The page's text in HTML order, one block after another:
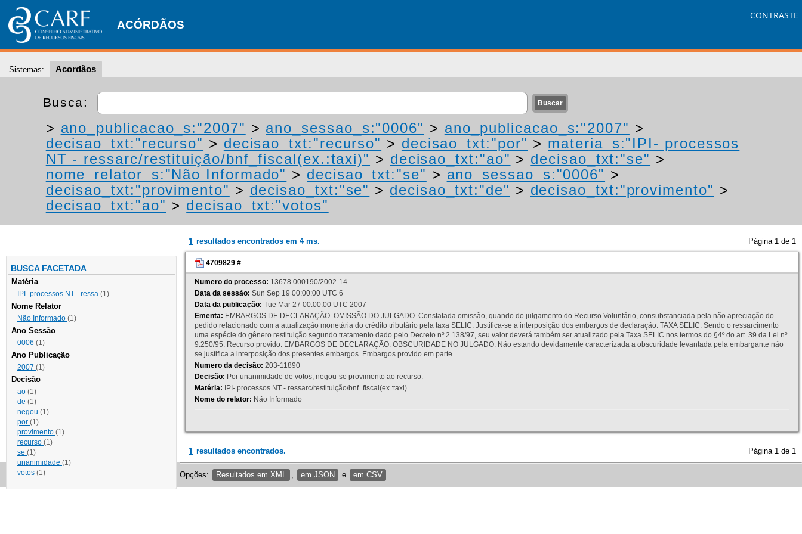
ACÓRDÃOS
CONTRASTE
Sistemas: Acordãos
Busca:
> ano_publicacao_s:"2007" > ano_sessao_s:"0006" > ano_publicacao_s:"2007" >
decisao_txt:"recurso" > decisao_txt:"recurso" > decisao_txt:"por" > materia_s:"IPI- processos
NT - ressarc/restituição/bnf_fiscal(ex.:taxi)" > decisao_txt:"ao" > decisao_txt:"se" >
nome_relator_s:"Não Informado" > decisao_txt:"se" > ano_sessao_s:"0006" >
decisao_txt:"provimento" > decisao_txt:"se" > decisao_txt:"de" > decisao_txt:"provimento" >
decisao_txt:"ao" > decisao_txt:"votos"
BUSCA FACETADA
Matéria
IPI- processos NT - ressa (1)
Nome Relator
Não Informado (1)
Ano Sessão
0006 (1)
Ano Publicação
2007 (1)
Decisão
ao (1)
de (1)
negou (1)
por (1)
provimento (1)
recurso (1)
se (1)
unanimidade (1)
votos (1)
1 resultados encontrados em 4 ms. Página 1 de 1
4709829 #
Numero do processo: 13678.000190/2002-14
Data da sessão: Sun Sep 19 00:00:00 UTC 6
Data da publicação: Tue Mar 27 00:00:00 UTC 2007
Ementa: EMBARGOS DE DECLARAÇÃO. OMISSÃO DO JULGADO. Constatada omissão, quando do julgamento do Recurso Voluntário, consubstanciada pela não apreciação do
pedido relacionado com a atualização monetária do crédito tributário pela taxa SELIC. Justifica-se a interposição dos embargos de declaração. TAXA SELIC. Sendo o ressarcimento
uma espécie do gênero restituição segundo tratamento dado pelo Decreto nº 2.138/97, seu valor deverá também ser atualizado pela Taxa SELIC nos termos do §4º do art. 39 da Lei nº
9.250/95. Recurso provido. EMBARGOS DE DECLARAÇÃO. OBSCURIDADE NO JULGADO. Não estando devidamente caracterizada a obscuridade levantada pela embargante não
se justifica a interposição dos presentes embargos. Embargos provido em parte.
Numero da decisão: 203-11890
Decisão: Por unanimidade de votos, negou-se provimento ao recurso.
Matéria: IPI- processos NT - ressarc/restituição/bnf_fiscal(ex.:taxi)
Nome do relator: Não Informado
1 resultados encontrados. Página 1 de 1
Opções: Resultados em XML em JSON e em CSV